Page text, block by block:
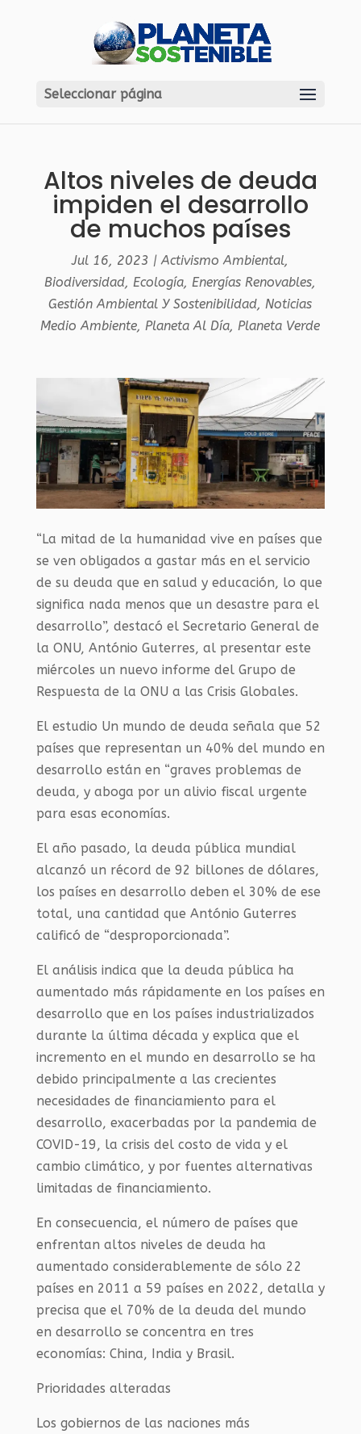
Seleccionar página
Altos niveles de deuda
impiden el desarrollo
de muchos países
Jul 16, 2023 |Activismo Ambiental,
Biodiversidad,Ecología,Energías Renovables,
Gestión Ambiental Y Sostenibilidad,Noticias
Medio Ambiente,Planeta Al Día,Planeta Verde
“La mitad de la humanidad vive en países que
se ven obligados a gastar más en el servicio
de su deuda que en salud y educación, lo que
significa nada menos que un desastre para el
desarrollo”, destacó el Secretario General de
la ONU, António Guterres, al presentar este
miércoles un nuevo informe del Grupo de
Respuesta de la ONU a las Crisis Globales.
El estudio Un mundo de deuda señala que 52
países que representan un 40% del mundo en
desarrollo están en “graves problemas de
deuda, y aboga por un alivio fiscal urgente
para esas economías.
El año pasado, la deuda pública mundial
alcanzó un récord de 92 billones de dólares,
los países en desarrollo deben el 30% de ese
total, una cantidad que António Guterres
calificó de “desproporcionada”.
El análisis indica que la deuda pública ha
aumentado más rápidamente en los países en
desarrollo que en los países industrializados
durante la última década y explica que el
incremento en el mundo en desarrollo se ha
debido principalmente a las crecientes
necesidades de financiamiento para el
desarrollo, exacerbadas por la pandemia de
COVID-19, la crisis del costo de vida y el
cambio climático, y por fuentes alternativas
limitadas de financiamiento.
En consecuencia, el número de países que
enfrentan altos niveles de deuda ha
aumentado considerablemente de sólo 22
países en 2011 a 59 países en 2022, detalla y
precisa que el 70% de la deuda del mundo
en desarrollo se concentra en tres
economías: China, India y Brasil.
Prioridades alteradas
Los gobiernos de las naciones más